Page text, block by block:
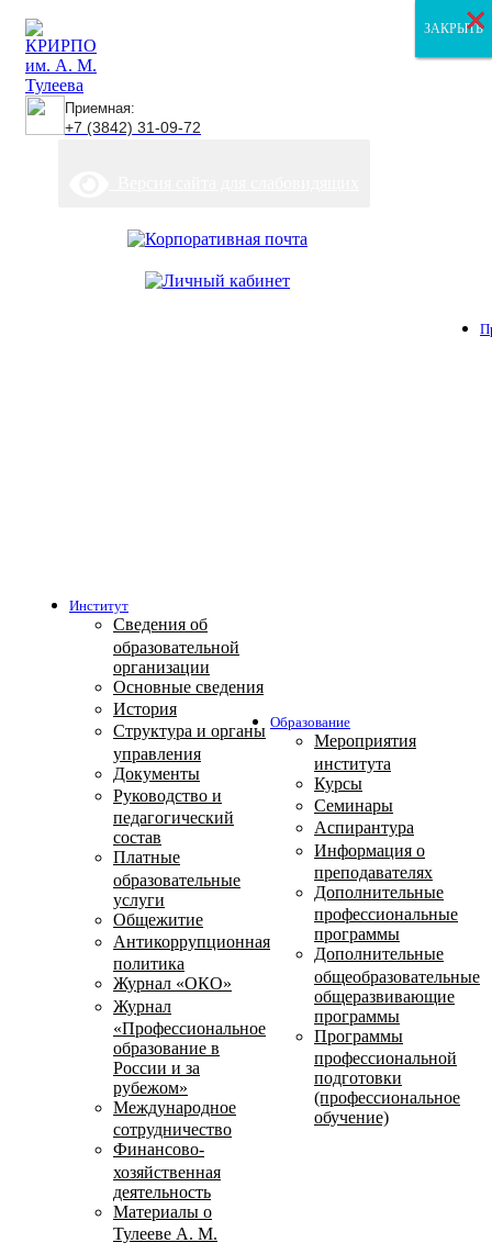
Приемная:
+7 (3842) 31-09-72
Институт
Сведения об
образовательной
организации
Основные сведения
История
Структура и органы
управления
Документы
Руководство и
педагогический
состав
Платные
образовательные
услуги
Общежитие
Антикоррупционная
политика
Журнал «ОКО»
Журнал
«Профессиональное
образование в
России и за
рубежом»
Международное
сотрудничество
Финансово-
хозяйственная
деятельность
Материалы о
Тулееве А. М.
Образование
Мероприятия
института
Курсы
Семинары
Аспирантура
Информация о
преподавателях
Дополнительные
профессиональные
программы
Дополнительные
общеобразовательные
общеразвивающие
программы
Программы
профессиональной
подготовки
(профессиональное
обучение)
ЗАКРЫТЬ
ЗАКРЫТЬ
ЗАКРЫТЬ
×
×
×